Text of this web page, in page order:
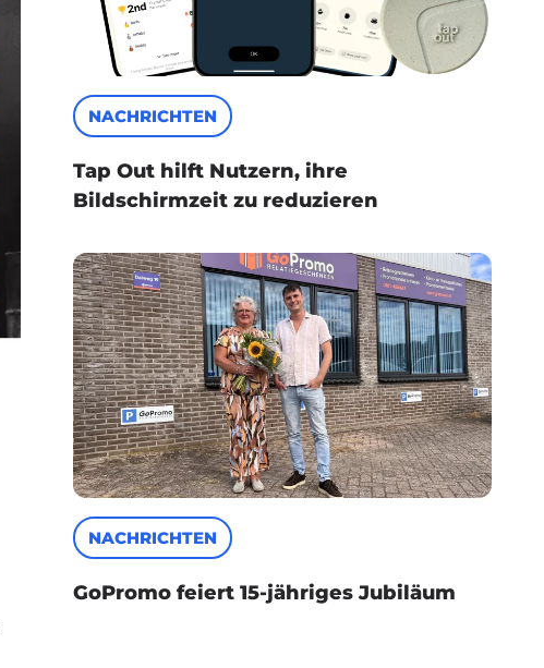
NACHRICHTEN
Tap Out hilft Nutzern, ihre
Bildschirmzeit zu reduzieren
NACHRICHTEN
GoPromo feiert 15-jähriges Jubiläum